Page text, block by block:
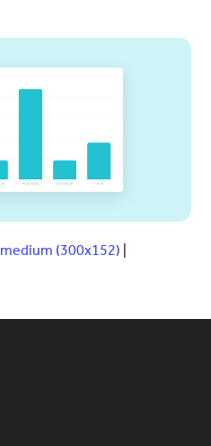
medium (300x152)